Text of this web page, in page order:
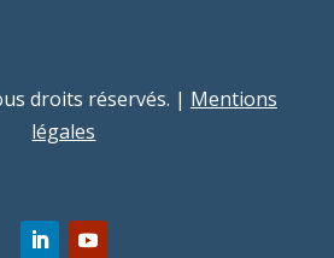
droits réservés. | Mentions
légales